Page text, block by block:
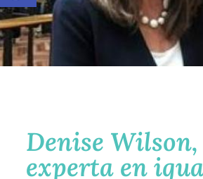
Denise Wilson,
experta en